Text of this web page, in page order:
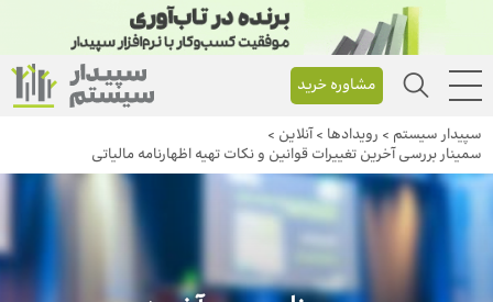
مشاوره خرید
سپیدار سیستم > رویداد‌ها >آنلاین >
سمینار بررسی آخرین تغییرات قوانین و نکات تهیه اظهارنامه مالیاتی